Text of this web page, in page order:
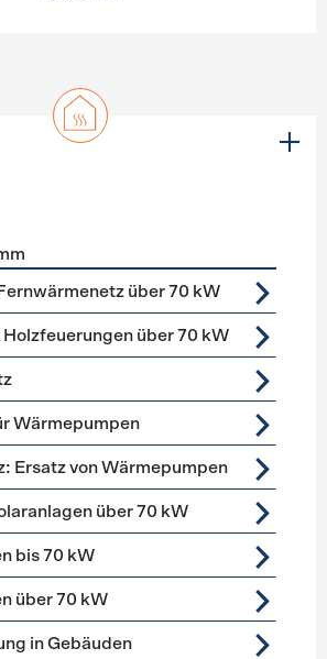
Heizung
über 70 kW
über 70 kW
Wärmepumpen
Ersatz von Wärmepumpen
über 70 kW
bis 70 kW
über 70 kW
in Gebäuden